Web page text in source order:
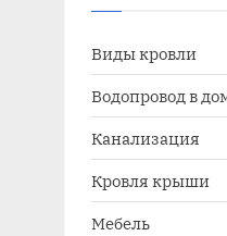
Виды кровли
Водопровод в
Канализация
Кровля крыши
Мебель